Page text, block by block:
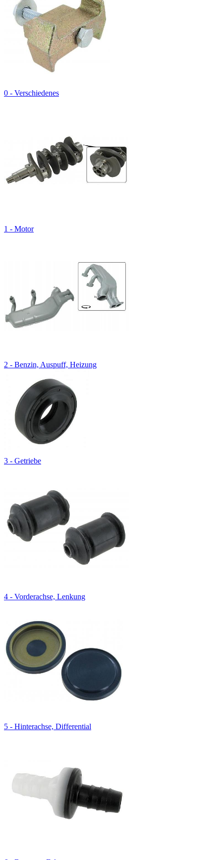
0 - Verschiedenes
1 - Motor
2 - Benzin, Auspuff, Heizung
3 - Getriebe
4 - Vorderachse, Lenkung
5 - Hinterachse, Differential